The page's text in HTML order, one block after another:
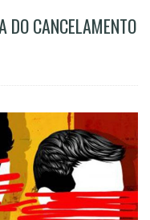
DO CANCELAMENTO